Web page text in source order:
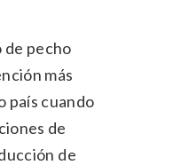
de pecho
más
país cuando
de
de